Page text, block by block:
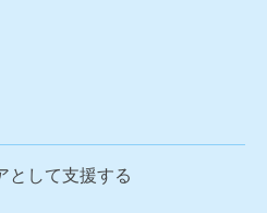
として支援する